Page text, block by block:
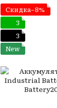
Скидка−8%
3
3
New